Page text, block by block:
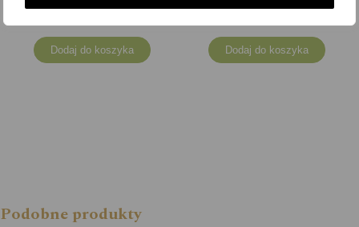
Dodaj do koszyka Dodaj do koszyka
Podobne produkty